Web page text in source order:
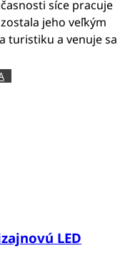
síce pracuje
jeho veľkým
turistiku a venuje sa
LED